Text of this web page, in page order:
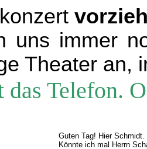
uns immer
Theater an,
Telefon.
Guten Tag! Hier Schmidt.
Könnte ich mal Herrn